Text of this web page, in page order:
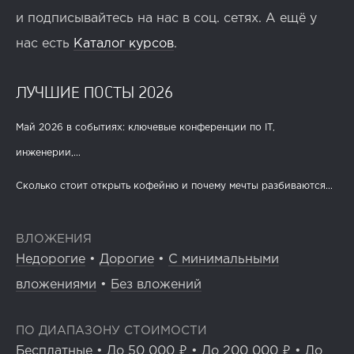
и подписывайтесь на нас в соц. сетях. А ещё у
нас есть Каталог курсов.
ЛУЧШИЕ ПОСТЫ 2026
Май 2026 в событиях: ключевые конференции по IT,
инженерии,...
Сколько стоит открыть кофейню и почему мечты разбиваются...
ВЛОЖЕНИЯ
Недорогие • Дорогие • С минимальными
вложениями • Без вложений
ПО ДИАПАЗОНУ СТОИМОСТИ
Бесплатные • До 50 000 ₽ • До 200 000 ₽ • До